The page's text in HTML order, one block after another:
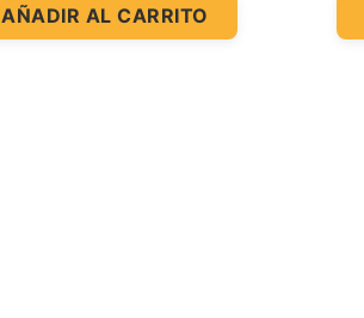
AÑADIR AL CARRITO